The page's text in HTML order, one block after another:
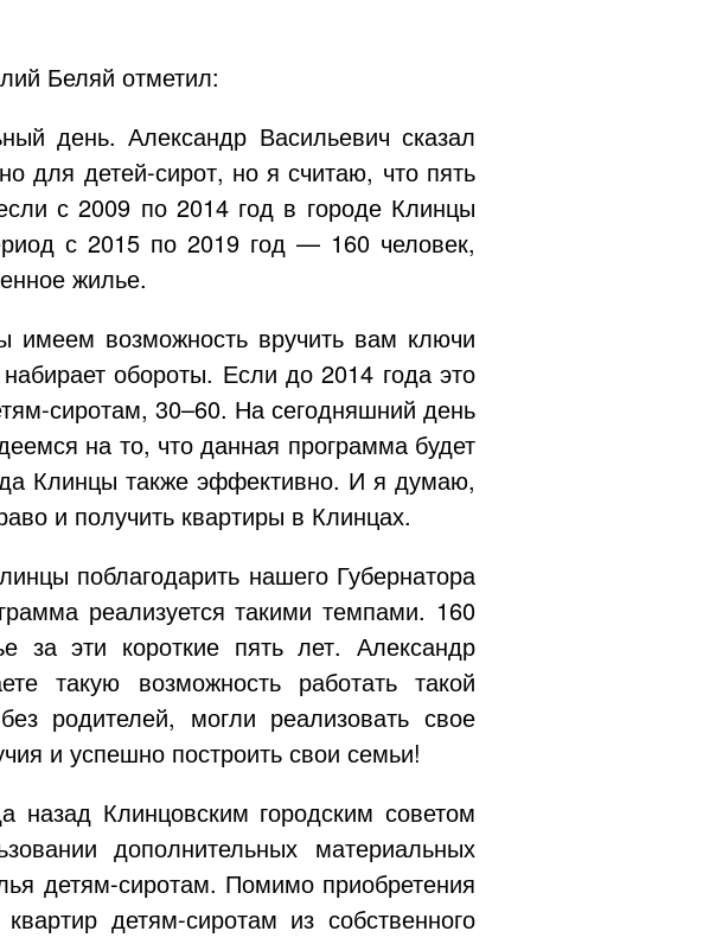
Беляй отметил:
день. Александр Васильевич сказал
для детей-сирот, но я считаю, что пять
с 2009 по 2014 год в городе Клинцы
с 2015 по 2019 год — 160 человек,
жилье.
имеем возможность вручить вам ключи
обороты. Если до 2014 года это
сиротам, 30–60. На сегодняшний день
на то, что данная программа будет
Клинцы также эффективно. И я думаю,
и получить квартиры в Клинцах.
поблагодарить нашего Губернатора
реализуется такими темпами. 160
за эти короткие пять лет. Александр
такую возможность работать такой
родителей, могли реализовать свое
и успешно построить свои семьи!
назад Клинцовским городским советом
дополнительных материальных
детям-сиротам. Помимо приобретения
детям-сиротам из собственного